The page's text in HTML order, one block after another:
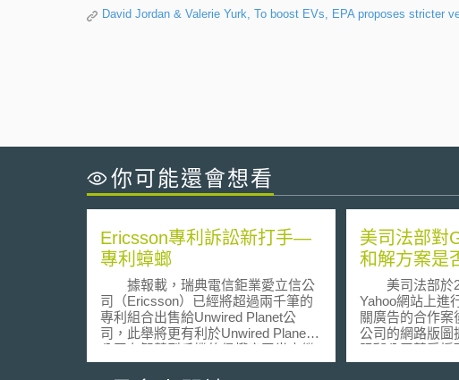
David Jordan & Valerie Yurk, To boost EVs, EPA proposes stricter
你可能還會想看
Ericsson專利訴訟新打手—
專利蟑螂
據報載，瑞典電信鉅業愛立信公
司（Ericsson）已經將超過兩千筆的
專利組合出售給Unwired Planet公
司，此舉將更有利於Unwired Planet
公司在智慧型手機的侵權官司當中繼
續爭訟。此外，Unwired Planet公司
美司法部對
和解方案是
美司法部於
Yahoo網站上進
關廣告的合作案
公司的網路版圖
阻礙公平競爭採
目標是Google